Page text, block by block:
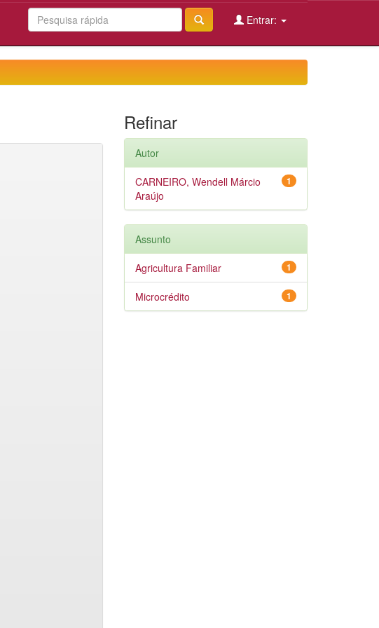
Entrar:
Refinar
Autor
1
CARNEIRO, Wendell Márcio
Araújo
Assunto
1
Agricultura Familiar
1
Microcrédito